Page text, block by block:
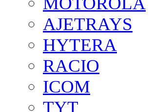
AJETRAYS
HYTERA
RACIO
ICOM
TYT